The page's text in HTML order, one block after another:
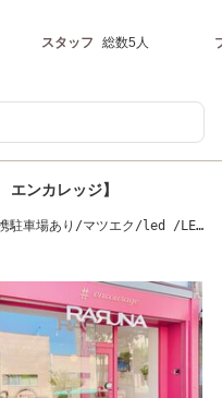
スタッフ 総数5人
ンカレッジ】
駐車場あり/マツエク/led /LED